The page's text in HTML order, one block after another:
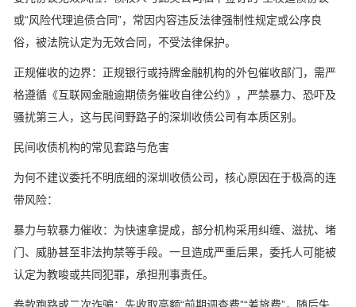
或“风险代理追债合同”，常因内容违反法律强制性规定或公序良
俗，被法院认定为无效合同，不受法律保护。
正规催收的边界：正规银行或持牌金融机构的外包催收部门，需严
格遵循《互联网金融逾期债务催收自律公约》，严禁暴力、恐吓及
骚扰第三人，这与民间野路子的深圳收债公司有本质区别。
民间收债机构的常见套路与危害
为何不建议委托不明底细的深圳收债公司，核心原因在于极高的连
带风险：
暴力与软暴力催收：为快速拿提成，部分机构采用纠缠、滋扰、堵
门、威胁甚至非法拘禁等手段。一旦造成严重后果，委托人可能被
认定为教唆或共同犯罪，承担刑事责任。